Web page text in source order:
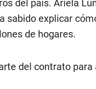
del país. Ariela
explicar
de hogares.
del contrato